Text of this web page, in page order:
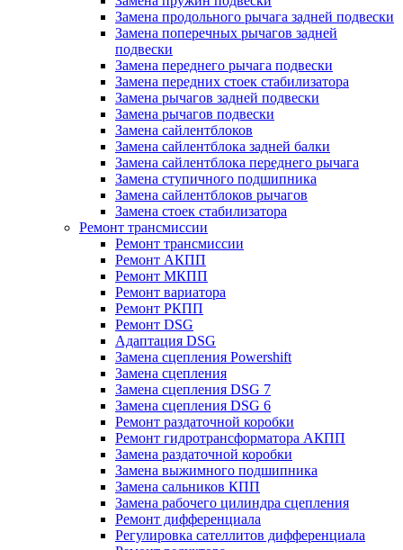
Замена продольного рычага задней подвески
Замена поперечных рычагов задней
подвески
Замена переднего рычага подвески
Замена передних стоек стабилизатора
Замена рычагов задней подвески
Замена рычагов подвески
Замена сайлентблоков
Замена сайлентблока задней балки
Замена сайлентблока переднего рычага
Замена ступичного подшипника
Замена сайлентблоков рычагов
Замена стоек стабилизатора
Ремонт трансмиссии
Ремонт трансмиссии
Ремонт АКПП
Ремонт МКПП
Ремонт вариатора
Ремонт РКПП
Ремонт DSG
Адаптация DSG
Замена сцепления Powershift
Замена сцепления
Замена сцепления DSG 7
Замена сцепления DSG 6
Ремонт раздаточной коробки
Ремонт гидротрансформатора АКПП
Замена раздаточной коробки
Замена выжимного подшипника
Замена сальников КПП
Замена рабочего цилиндра сцепления
Ремонт дифференциала
Регулировка сателлитов дифференциала